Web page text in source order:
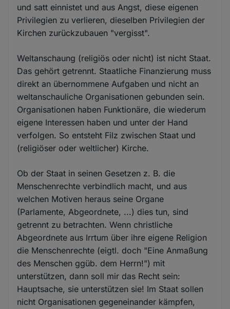
und satt einnistet und aus Angst, diese eigenen
Privilegien zu verlieren, dieselben Privilegien der
Kirchen zurückzubauen "vergisst".
Weltanschaung (religiös oder nicht) ist nicht Staat.
Das gehört getrennt. Staatliche Finanzierung muss
direkt an übernommene Aufgaben und nicht an
weltanschauliche Organisationen gebunden sein.
Organisationen haben Funktionäre, die wiederum
eigene Interessen haben und unter der Hand
verfolgen. So entsteht Filz zwischen Staat und
(religiöser oder weltlicher) Kirche.
Ob der Staat in seinen Gesetzen z. B. die
Menschenrechte verbindlich macht, und aus
welchen Motiven heraus seine Organe
(Parlamente, Abgeordnete, ...) dies tun, sind
getrennt zu betrachten. Wenn christliche
Abgeordnete aus Irrtum über ihre eigene Religion
die Menschenrechte (eigtl. doch "Eine Anmaßung
des Menschen ggüb. dem Herrn!") mit
unterstützen, dann soll mir das Recht sein:
Hauptsache, sie unterstützen sie! Im Staat sollen
nicht Organisationen gegeneinander kämpfen,